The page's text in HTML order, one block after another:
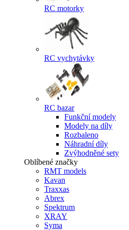
RC motorky
RC vychytávky
RC bazar
Funkční modely
Modely na díly
Rozbaleno
Náhradní díly
Zvýhodněné sety
Oblíbené značky
RMT models
Kavan
Traxxas
Abrex
Spektrum
XRAY
Syma